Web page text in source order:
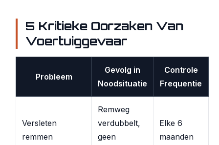
5 Kritieke Oorzaken Van
Voertuiggevaar
Probleem
Gevolg in
Noodsituatie
Controle
Frequentie
Versleten
remmen
Remweg
verdubbelt,
geen
Elke 6
maanden